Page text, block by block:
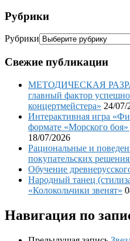
Рубрики
Рубрики
Свежие публикации
МЕТОДИЧЕСКАЯ
главный фактор
концертмейстера» 24/07/
Интерактивная игра
формате «Морского боя»
18/07/2026
Рациональные и
покупательских
Обучение
Народный танец
«Колокольчики звенят»
Навигация по